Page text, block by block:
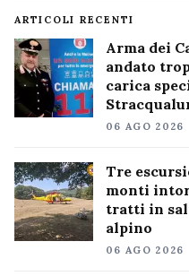
ARTICOLI RECENTI
Arma dei
andato
carica
06 AGO 2026
Tre
monti
tratti in
alpino
06 AGO 2026